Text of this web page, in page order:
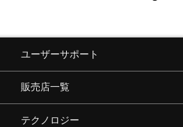
ユーザーサポート
販売店一覧
テクノロジー